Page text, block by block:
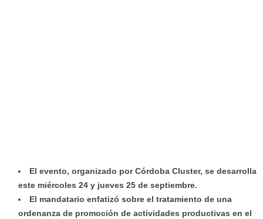
El evento, organizado por Córdoba Cluster, se desarrolla
este miércoles 24 y jueves 25 de septiembre.
El mandatario enfatizó sobre el tratamiento de una
ordenanza de promoción de actividades productivas en el